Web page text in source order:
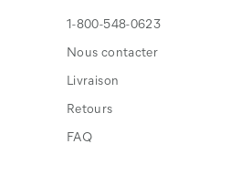
1-800-548-0623
Nous contacter
Livraison
Retours
FAQ